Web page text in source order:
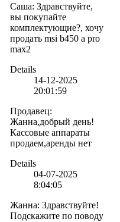
Саша: Здравствуйте,
вы покупайте
комплектующие?, хочу
продать msi b450 a pro
max2
Details
14-12-2025
20:01:59
Продавец:
Жанна,добрый день!
Кассовые аппараты
продаем,аренды нет
Details
04-07-2025
8:04:05
Жанна: Здравствуйте!
Подскажите по поводу